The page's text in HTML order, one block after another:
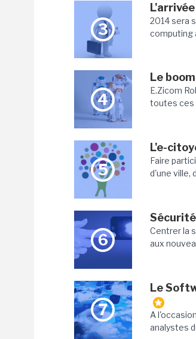
3
2014 sera
computing
4
Le
E.Zicom
toutes ces
5
L'e-
Faire
d'une ville,
6
Centrer la
aux
7
Le
A
analystes